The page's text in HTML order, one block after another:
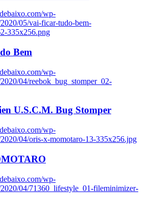
wp-
05/vai-ficar-tudo-bem-
335x256.png
Bem
wp-
04/reebok_bug_stomper_02-
U.S.C.M. Bug Stomper
wp-
04/oris-x-momotaro-13-335x256.jpg
wp-
04/71360_lifestyle_01-fileminimizer-